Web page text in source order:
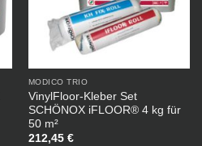
MODICO TRIO
VinylFloor-Kleber Set
SCHÖNOX iFLOOR® 4 kg für
50 m²
212,45 €